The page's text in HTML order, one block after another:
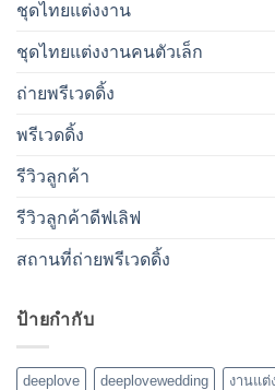
ชุดไทยแต่งงาน
ชุดไทยแต่งงานคนตัวเล็ก
ถ่ายพรีเวดดิ้ง
พรีเวดดิ้ง
รีวิวลูกค้า
รีวิวลูกค้าดีฟเลิฟ
สถานที่ถ่ายพรีเวดดิ้ง
ป้ายกำกับ
deeplove deeplovewedding งานแต่